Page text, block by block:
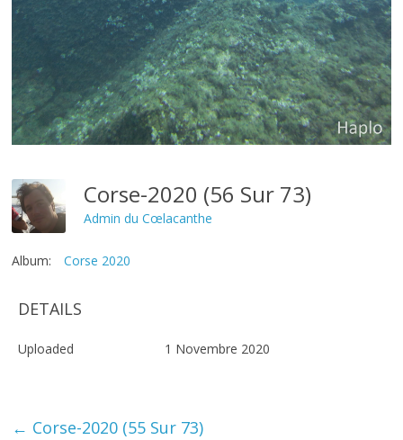
Corse-2020 (56 Sur 73)
Admin du Cœlacanthe
Album: Corse 2020
DETAILS
Uploaded 1 Novembre 2020
← Corse-2020 (55 Sur 73)